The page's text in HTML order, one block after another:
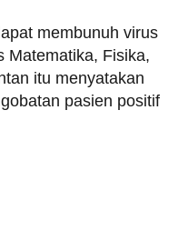
membunuh virus
Matematika, Fisika,
itu menyatakan
pasien positif